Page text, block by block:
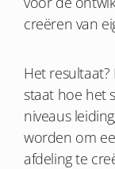
creëren van
Het
staat hoe het
niveaus
worden om
afdeling te